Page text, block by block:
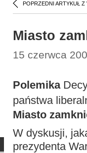
POPRZEDNI ARTYKUŁ Z
Miasto
15 czerwca
Polemika
państwa
Miasto
W dyskusji,
prezydenta